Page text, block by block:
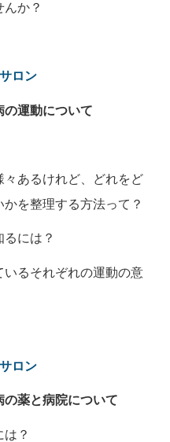
んか？
ロン
動について
々あるけれど、どれをど
を整理する方法って？
るには？
いるそれぞれの運動の意
ロン
病院について
は？